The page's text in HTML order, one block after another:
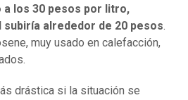
los 30 pesos por litro,
alrededor de 20 pesos.
muy usado en calefacción,
drástica si la situación se